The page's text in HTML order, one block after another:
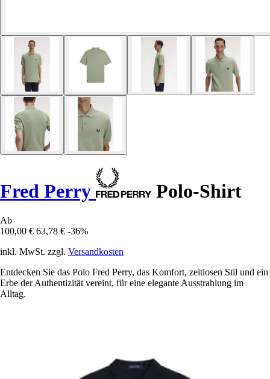
Fred Perry Polo-Shirt
Ab
100,00 € 63,78 € -36%
inkl. MwSt. zzgl. Versandkosten
Entdecken Sie das Polo Fred Perry, das Komfort, zeitlosen Stil und ein
Erbe der Authentizität vereint, für eine elegante Ausstrahlung im
Alltag.